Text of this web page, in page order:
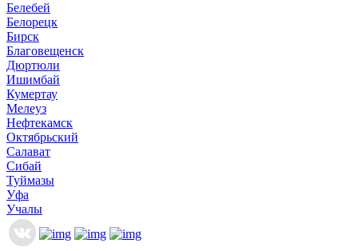
Белебей
Белорецк
Бирск
Благовещенск
Дюртюли
Ишимбай
Кумертау
Мелеуз
Нефтекамск
Октябрьский
Салават
Сибай
Туймазы
Уфа
Учалы